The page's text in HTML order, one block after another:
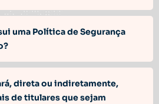
uma Política de Segurança
direta ou indiretamente,
de titulares que sejam